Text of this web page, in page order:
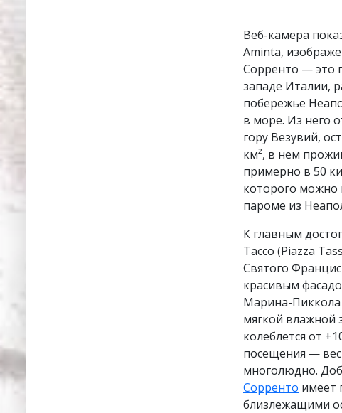
Веб-камера
Aminta,
Сорренто — это
западе Италии,
побережье
в море. Из него
гору Везувий,
км², в нем
примерно в 50
которого можно
пароме из
К главным
Тассо (Piazza
Святого
красивым
Марина-Пиккола
мягкой влажной
колеблется от
посещения —
многолюдно.
Сорренто имеет
близлежащими